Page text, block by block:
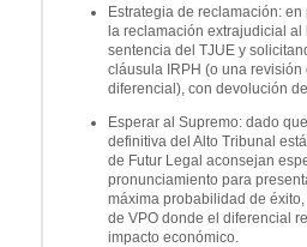
Estrategia de reclamación:
la reclamación extrajudicial al
sentencia del TJUE y
cláusula IRPH (o una
diferencial), con devolución
Esperar al Supremo: dado
definitiva del Alto Tribunal
de Futur Legal aconsejan
pronunciamiento para
máxima probabilidad de
de VPO donde el diferencial
impacto económico.